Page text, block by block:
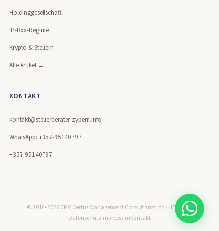
Holdinggesellschaft
IP-Box-Regime
Krypto & Steuern
Alle Artikel →
KONTAKT
kontakt@steuerberater-zypern.info
WhatsApp: +357-95140797
+357-95140797
© 2010–2026 CMC Certus Management Consultants Ltd · HE320171
DatenschutzImpressumKontakt